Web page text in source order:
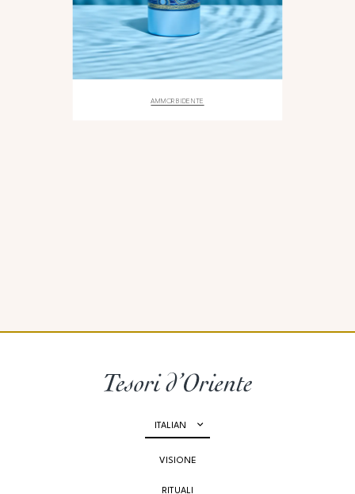
AMMORBIDENTE
ITALIAN
VISIONE
RITUALI